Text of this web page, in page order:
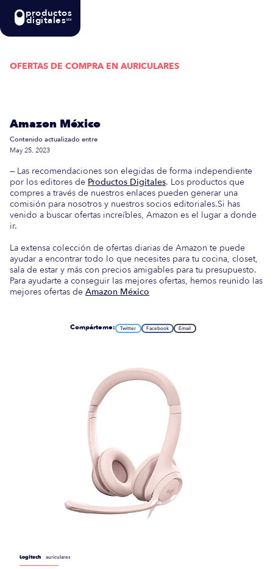
productos
digitalesMX
OFERTAS DE COMPRA EN AURICULARES
Amazon México
Contenido actualizado entre
May 25, 2023
— Las recomendaciones son elegidas de forma independiente
por los editores de Productos Digitales. Los productos que
compres a través de nuestros enlaces pueden generar una
comisión para nosotros y nuestros socios editoriales.Si has
venido a buscar ofertas increíbles, Amazon es el lugar a donde
ir.
La extensa colección de ofertas diarias de Amazon te puede
ayudar a encontrar todo lo que necesites para tu cocina, closet,
sala de estar y más con precios amigables para tu presupuesto.
Para ayudarte a conseguir las mejores ofertas, hemos reunido las
mejores ofertas de Amazon México
Compárteme: Twitter Facebook Email
Logitech auriculares